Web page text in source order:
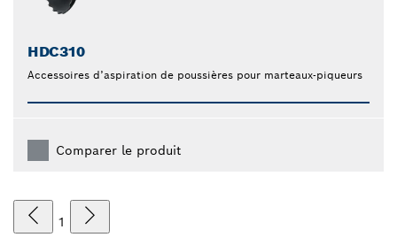
HDC310
Accessoires d’aspiration de poussières pour marteaux-piqueurs
Comparer le produit
1